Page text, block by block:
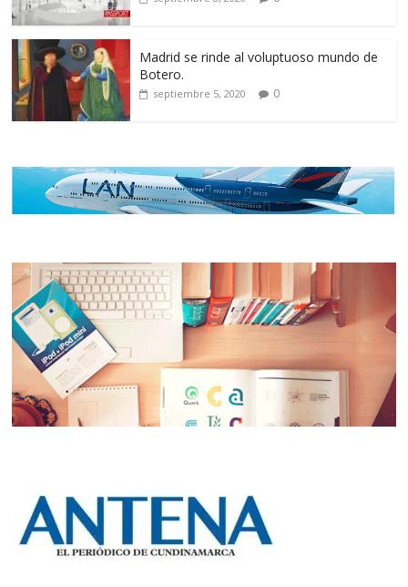
Madrid se rinde al voluptuoso mundo de
Botero.
septiembre 5, 2020 0